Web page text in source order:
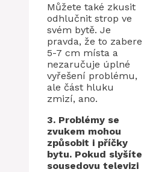
Můžete také zkusit
odhlučnit strop ve
svém bytě. Je
pravda, že to zabere
5-7 cm místa a
nezaručuje úplné
vyřešení problému,
ale část hluku
zmizí, ano.
3. Problémy se
zvukem mohou
způsobit i příčky
bytu. Pokud slyšíte
sousedovu televizi